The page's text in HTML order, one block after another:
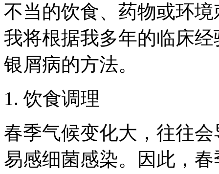
不当的饮食、药物或环
我将根据我多年的临床
银屑病的方法。
1. 饮食调理
春季气候变化大，往往
易感细菌感染。因此，